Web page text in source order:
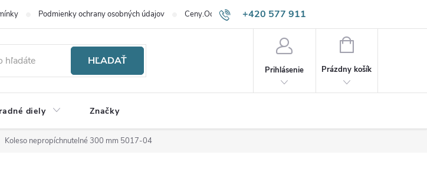
+420 577 911
Podmienky ochrany osobných údajov Ceny.Odpadneš.sk
HĽADAŤ
Prihlásenie
NÁKUPNÝ
Prázdny košík
diely Značky
Koleso nepropíchnutelné 300 mm 5017-04